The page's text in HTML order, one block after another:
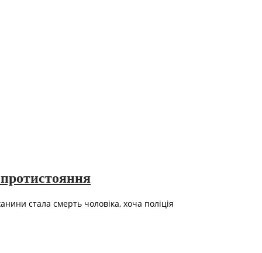
стала смерть чоловіка, хоча поліція